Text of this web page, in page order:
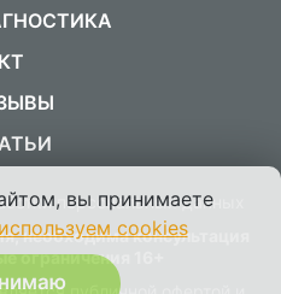
персональных данных
необходима консультация
ограничения 16+
КТ
вы принимаете
cookies